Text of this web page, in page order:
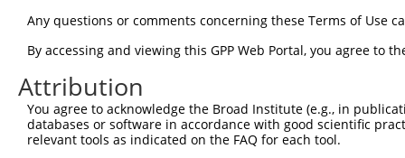
Any questions or comments concerning these Terms of Use
By accessing and viewing this GPP Web Portal, you agree to
Attribution
You agree to acknowledge the Broad Institute (e.g., in
databases or software in accordance with good scientific
relevant tools as indicated on the FAQ for each tool.